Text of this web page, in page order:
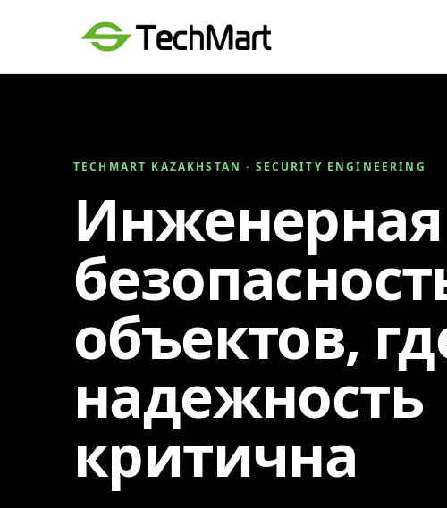
TECHMART KAZAKHSTAN · SECURITY ENGINEERING
Инженерная
объектов,
надежность
критична